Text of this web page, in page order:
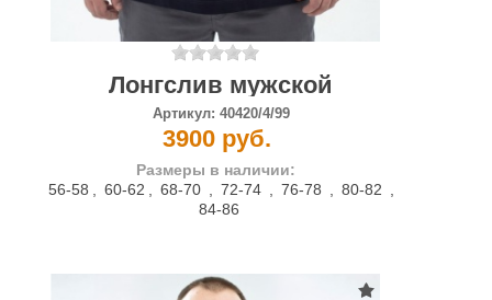
Лонгслив мужской
Артикул: 40420/4/99
3900 руб.
Размеры в наличии:
56-58 , 60-62 , 68-70 , 72-74 , 76-78 , 80-82 ,
84-86